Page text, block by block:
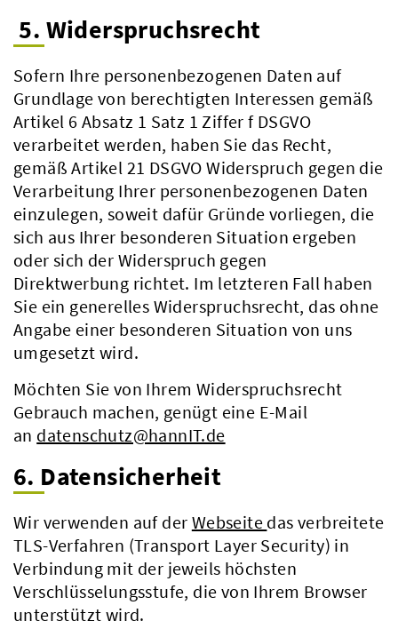
5. Widerspruchsrecht
Sofern Ihre personenbezogenen Daten auf
Grundlage von berechtigten Interessen gemäß
Artikel 6 Absatz 1 Satz 1 Ziffer f DSGVO
verarbeitet werden, haben Sie das Recht,
gemäß Artikel 21 DSGVO Widerspruch gegen die
Verarbeitung Ihrer personenbezogenen Daten
einzulegen, soweit dafür Gründe vorliegen, die
sich aus Ihrer besonderen Situation ergeben
oder sich der Widerspruch gegen
Direktwerbung richtet. Im letzteren Fall haben
Sie ein generelles Widerspruchsrecht, das ohne
Angabe einer besonderen Situation von uns
umgesetzt wird.
Möchten Sie von Ihrem Widerspruchsrecht
Gebrauch machen, genügt eine E-Mail
an datenschutz@hannIT.de
6. Datensicherheit
Wir verwenden auf der Webseite das verbreitete
TLS-Verfahren (Transport Layer Security) in
Verbindung mit der jeweils höchsten
Verschlüsselungsstufe, die von Ihrem Browser
unterstützt wird.